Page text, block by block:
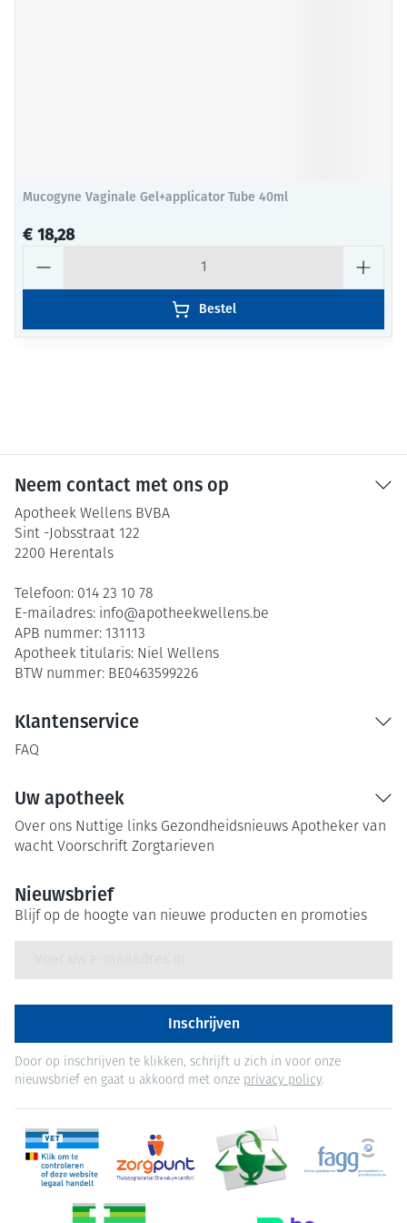
Mucogyne Vaginale Gel+applicator Tube 40ml
€ 18,28
Bestel
Neem contact met ons op
Apotheek Wellens BVBA
Sint -Jobsstraat 122
2200 Herentals
Telefoon: 014 23 10 78
E-mailadres: info@apotheekwellens.be
APB nummer: 131113
Apotheek titularis: Niel Wellens
BTW nummer: BE0463599226
Klantenservice
FAQ
Uw apotheek
Over ons Nuttige links Gezondheidsnieuws Apotheker van
wacht Voorschrift Zorgtarieven
Nieuwsbrief
Blijf op de hoogte van nieuwe producten en promoties
Inschrijven
Door op inschrijven te klikken, schrijft u zich in voor onze
nieuwsbrief en gaat u akkoord met onze privacy policy.